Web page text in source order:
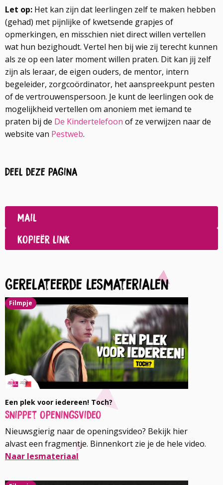
Let op: Het kan zijn dat leerlingen zelf te maken hebben
(gehad) met pijnlijke of kwetsende grapjes of
opmerkingen, en misschien niet direct willen vertellen
wat hun bezighoudt. Vertel hen bij wie zij terecht kunnen
als ze op een later moment willen praten. Dit kan jij zelf
zijn als leraar, de eigen ouders, de mentor, intern
begeleider, zorgcoördinator, het aanspreekpunt pesten
of de vertrouwenspersoon. Je kunt de leerlingen ook de
mogelijkheid vertellen om anoniem met iemand te
praten bij de De Kindertelefoon of ze verwijzen naar de
website van Pestweb.
Deel deze pagina
Facebook
LinkedIn
Mail
Kopieër link
Gerelateerde lesmaterialen
Filmpje
Een plek voor iedereen! Toch?
Snippet openingsvideo
Nieuwsgierig naar de openingsvideo? Bekijk hier
alvast een fragmentje. Binnenkort zie je de hele video.
Naar lesmateriaal